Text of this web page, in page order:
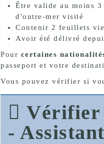
Être valide au moins
d'outre-mer visité
Contenir 2 feuillets
Avoir été délivré
Pour certaines
passeport et votre
Vous pouvez vérifier si
Vérifier
-